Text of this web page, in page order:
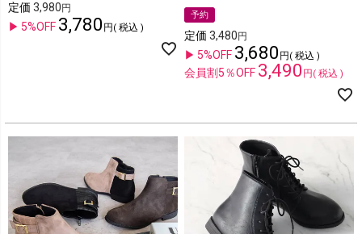
定価 3,980
5%OFF 3,780 税込
予約
定価 3,480
5%OFF 3,680 税込
会員割5％OFF 3,490 税込